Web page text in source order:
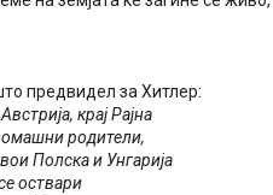
предвидел за Хитлер:
крај Рајна
родители,
Полска и Унгарија
оствари